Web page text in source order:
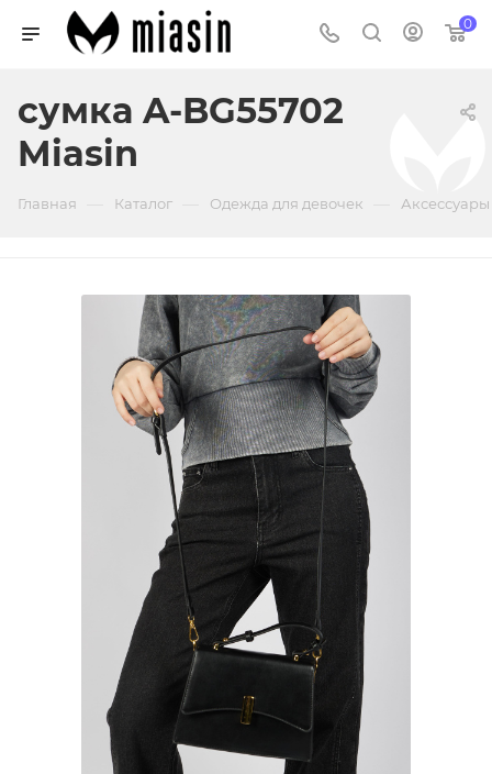
0
сумка A-BG55702
Miasin
Главная Каталог Одежда для девочек